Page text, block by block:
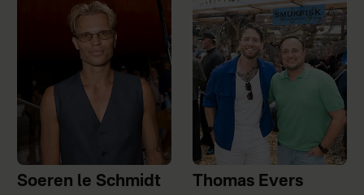
Soeren le Schmidt
Thomas Evers